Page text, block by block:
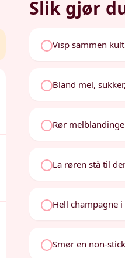
Slik gjør
Visp sammen
Bland mel,
Rør
La røren stå til
Hell champagne
Smør en non-